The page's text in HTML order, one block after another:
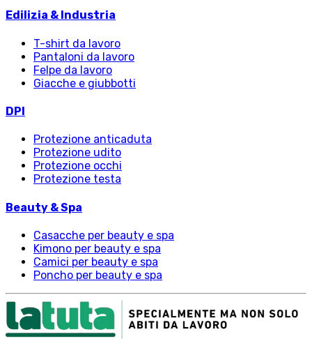
Edilizia & Industria
T-shirt da lavoro
Pantaloni da lavoro
Felpe da lavoro
Giacche e giubbotti
DPI
Protezione anticaduta
Protezione udito
Protezione occhi
Protezione testa
Beauty & Spa
Casacche per beauty e spa
Kimono per beauty e spa
Camici per beauty e spa
Poncho per beauty e spa